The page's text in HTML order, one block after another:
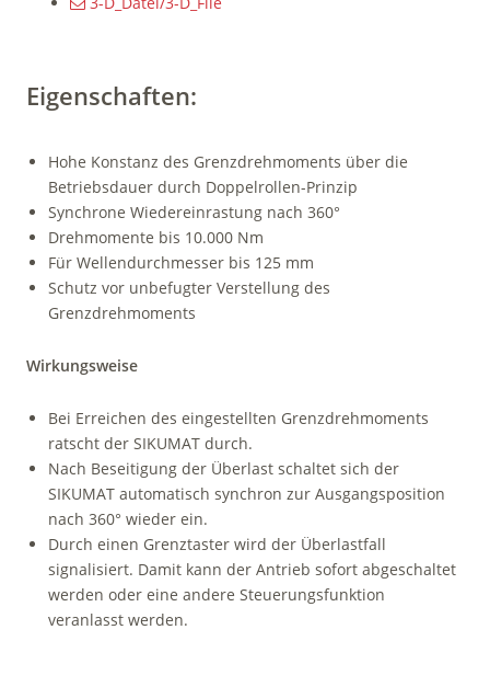
Eigenschaften:
Hohe Konstanz des Grenz­dreh­moments über die
Betriebsdauer durch Doppelrollen-Prinzip
Synchrone Wiedereinrastung nach 360°
Drehmomente bis 10.000 Nm
Für Wellendurchmesser bis 125 mm
Schutz vor unbefugter Verstellung des
Grenzdrehmoments
Wirkungsweise
Bei Erreichen des eingestellten Grenzdrehmoments
ratscht der SIKUMAT durch.
Nach Beseitigung der Überlast schaltet sich der
SIKUMAT automatisch synchron zur Ausgangsposition
nach 360° wieder ein.
Durch einen Grenztaster wird der Überlastfall
signalisiert. Damit kann der Antrieb sofort abgeschaltet
werden oder eine andere Steue­rungsfunktion
veranlasst werden.